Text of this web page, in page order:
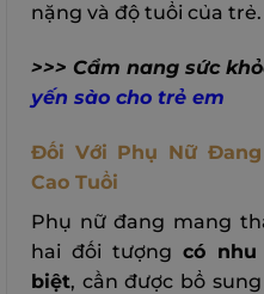
nặng và độ tuổi của trẻ.
>>> Cẩm nang sức
yến sào cho trẻ em
Đối Với Phụ Nữ
Cao Tuổi
Phụ nữ đang mang
hai đối tượng có nhu
biệt, cần được bổ